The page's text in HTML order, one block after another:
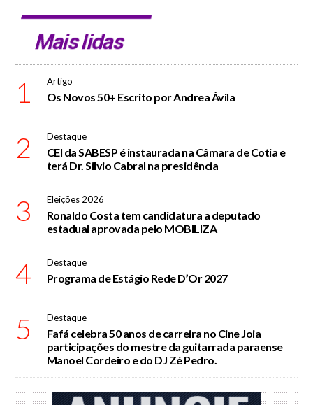
Mais lidas
1 Artigo
Os Novos 50+ Escrito por Andrea Ávila
2 Destaque
CEI da SABESP é instaurada na Câmara de Cotia e
terá Dr. Silvio Cabral na presidência
3 Eleições 2026
Ronaldo Costa tem candidatura a deputado
estadual aprovada pelo MOBILIZA
4 Destaque
Programa de Estágio Rede D’Or 2027
5 Destaque
Fafá celebra 50 anos de carreira no Cine Joia
participações do mestre da guitarrada paraense
Manoel Cordeiro e do DJ Zé Pedro.